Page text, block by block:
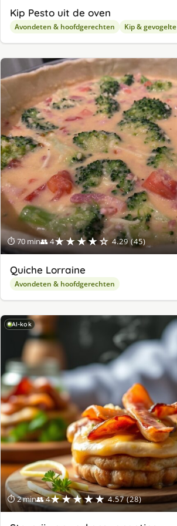
Kip Pesto uit de oven
Avondeten & hoofdgerechten Kip & gevogelte
⏱ 70 min👥 4★★★★☆ 4.29 (45)
Quiche Lorraine
Avondeten & hoofdgerechten
AI-kok
⏱ 2 min👥 4★★★★★ 4.57 (28)